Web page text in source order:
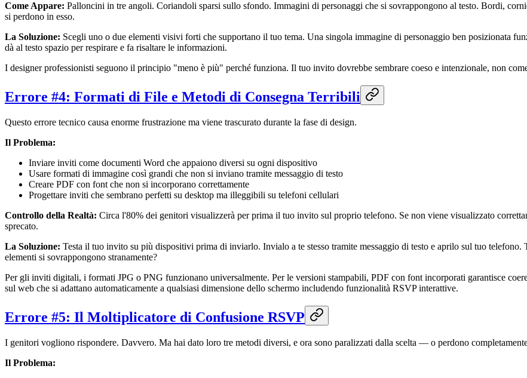
Come Appare: Palloncini in tre angoli. Coriandoli sparsi sullo sfondo. Immagini di personaggi che si sovrappongono al testo. Bordi,
si perdono in esso.
La Soluzione: Scegli uno o due elementi visivi forti che supportano il tuo tema. Una singola immagine di personaggio ben posizionata
dà al testo spazio per respirare e fa risaltare le informazioni.
I designer professionisti seguono il principio "meno è più" perché funziona. Il tuo invito dovrebbe sembrare coeso e intenzionale, non
Errore #4: Formati di File e Metodi di Consegna Terribili
Questo errore tecnico causa enorme frustrazione ma viene trascurato durante la fase di design.
Il Problema:
Inviare inviti come documenti Word che appaiono diversi su ogni dispositivo
Usare formati di immagine così grandi che non si inviano tramite messaggio di testo
Creare PDF con font che non si incorporano correttamente
Progettare inviti che sembrano perfetti su desktop ma illeggibili su telefoni cellulari
Controllo della Realtà: Circa l'80% dei genitori visualizzerà per prima il tuo invito sul proprio telefono. Se non viene visualizzato
sprecato.
La Soluzione: Testa il tuo invito su più dispositivi prima di inviarlo. Invialo a te stesso tramite messaggio di testo e aprilo sul tuo
elementi si sovrappongono stranamente?
Per gli inviti digitali, i formati JPG o PNG funzionano universalmente. Per le versioni stampabili, PDF con font incorporati garantisce
sul web che si adattano automaticamente a qualsiasi dimensione dello schermo includendo funzionalità RSVP interattive.
Errore #5: Il Moltiplicatore di Confusione RSVP
I genitori vogliono rispondere. Davvero. Ma hai dato loro tre metodi diversi, e ora sono paralizzati dalla scelta — o perdono
Il Problema: